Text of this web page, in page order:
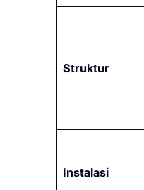
Struktur
Instalasi